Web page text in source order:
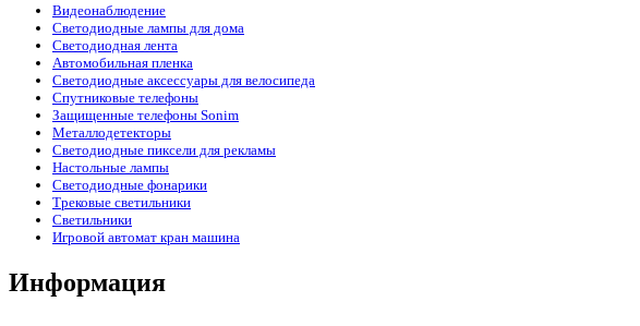
Видеонаблюдение
Светодиодные лампы для дома
Светодиодная лента
Автомобильная пленка
Светодиодные аксессуары для велосипеда
Спутниковые телефоны
Защищенные телефоны Sonim
Металлодетекторы
Светодиодные пиксели для рекламы
Настольные лампы
Светодиодные фонарики
Трековые светильники
Светильники
Игровой автомат кран машина
Информация